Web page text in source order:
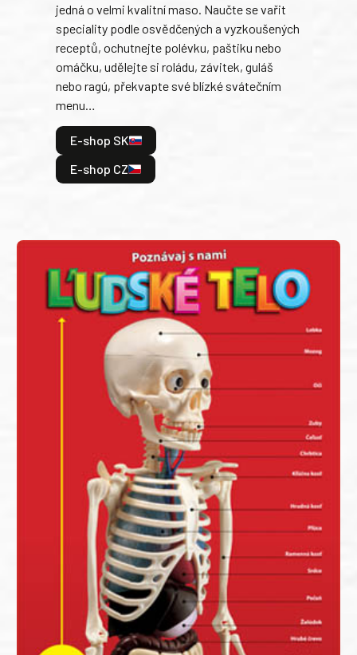
jedná o velmi kvalitní maso. Naučte se vařit
speciality podle osvědčených a vyzkoušených
receptů, ochutnejte polévku, paštiku nebo
omáčku, udělejte si roládu, závitek, guláš
nebo ragú, překvapte své blízké svátečním
menu…
E-shop SK
E-shop CZ